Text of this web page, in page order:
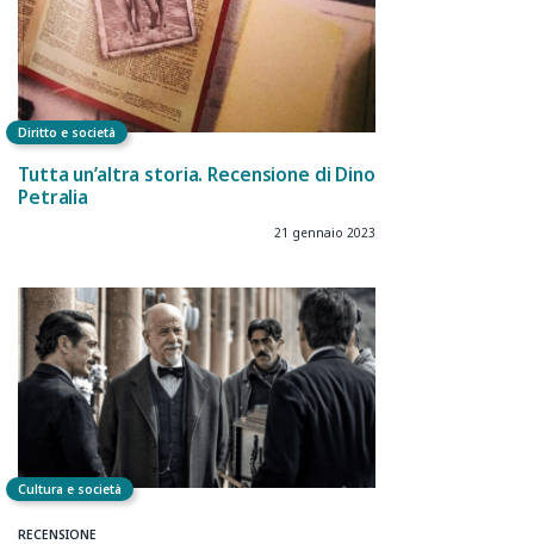
Diritto e società
Tutta un’altra storia. Recensione di Dino
Petralia
21 gennaio 2023
Cultura e società
RECENSIONE